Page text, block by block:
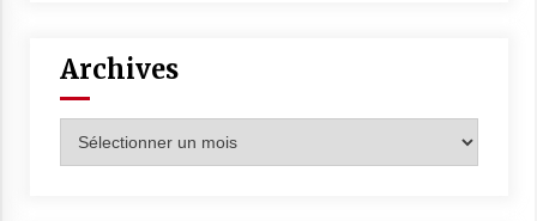
Archives